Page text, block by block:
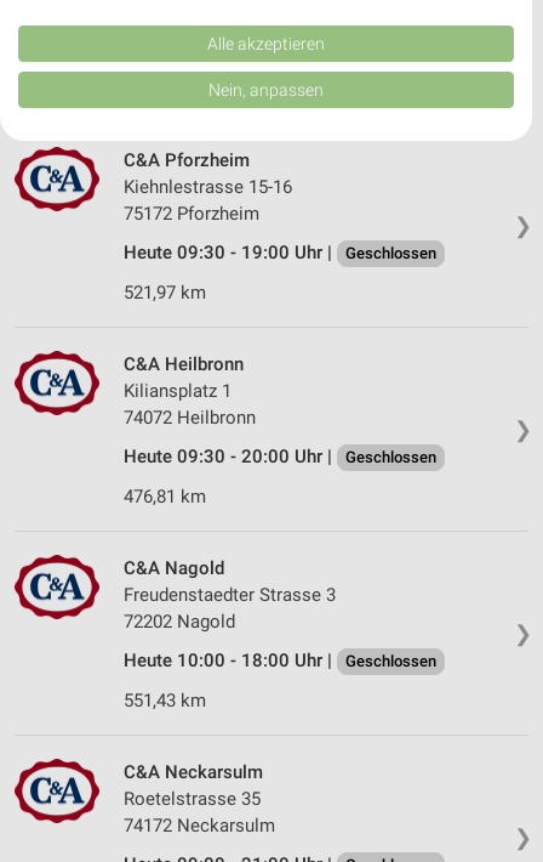
Heute 09:30 - 19:30 Uhr |
❯
C&A Pforzheim
Kiehnlestrasse 15-16
75172 Pforzheim
Heute 09:30 - 19:00 Uhr |
Geschlossen
521,97 km
❯
C&A Heilbronn
Kiliansplatz 1
74072 Heilbronn
Heute 09:30 - 20:00 Uhr |
Geschlossen
476,81 km
❯
C&A Nagold
Freudenstaedter Strasse 3
72202 Nagold
Heute 10:00 - 18:00 Uhr |
Geschlossen
551,43 km
❯
C&A Neckarsulm
Roetelstrasse 35
74172 Neckarsulm
Kombinationen von Daten aus verschiedenen Quellen. Entwicklung und
Verbesserung der Angebote. Verwendung reduzierter Daten zur Auswahl
von Inhalten.
Daten können außerhalb der Europäischen Union weitergegeben und in die
USA gesendet werden.
Website/App.
Partnerliste anzeigen (1 IAB-Anbieter)
Wir nutzen Ihre Daten für folgende Zwecke:
auf einem Endgerät
Verwendung reduzierter Daten zur Auswahl von
Werbeanzeigen
Erstellung von Profilen für personalisierte
Verwendung von Profilen zur Auswahl
personalisierter Werbung
Erstellung von Profilen zur Personalisierung
von Inhalten
Verwendung von Profilen zur Auswahl
personalisierter Inhalte
Messung der Werbeleistung
Analyse von Zielgruppen durch Statistiken oder
Kombinationen von Daten aus verschiedenen
Alle akzeptieren
Nein, anpassen